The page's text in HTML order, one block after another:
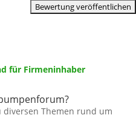
für Firmeninhaber
diversen Themen rund um